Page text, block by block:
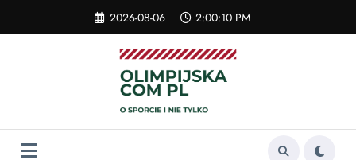
content
2026-08-06 2:00:10 PM